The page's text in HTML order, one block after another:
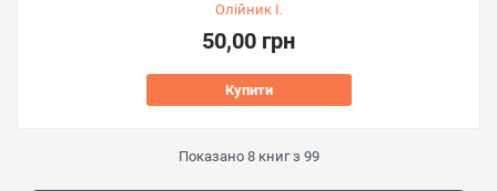
Олійник І.
50,00 грн
Купити
Показано 8книг з 99